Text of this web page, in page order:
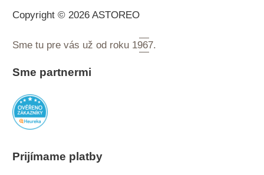
Copyright © 2026 ASTOREO
Sme tu pre vás už od roku 1967.
Sme partnermi
Prijímame platby